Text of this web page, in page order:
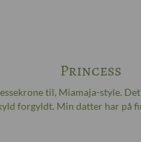
Princess
til, Miamaja-style.
forgyldt. Min datter har på